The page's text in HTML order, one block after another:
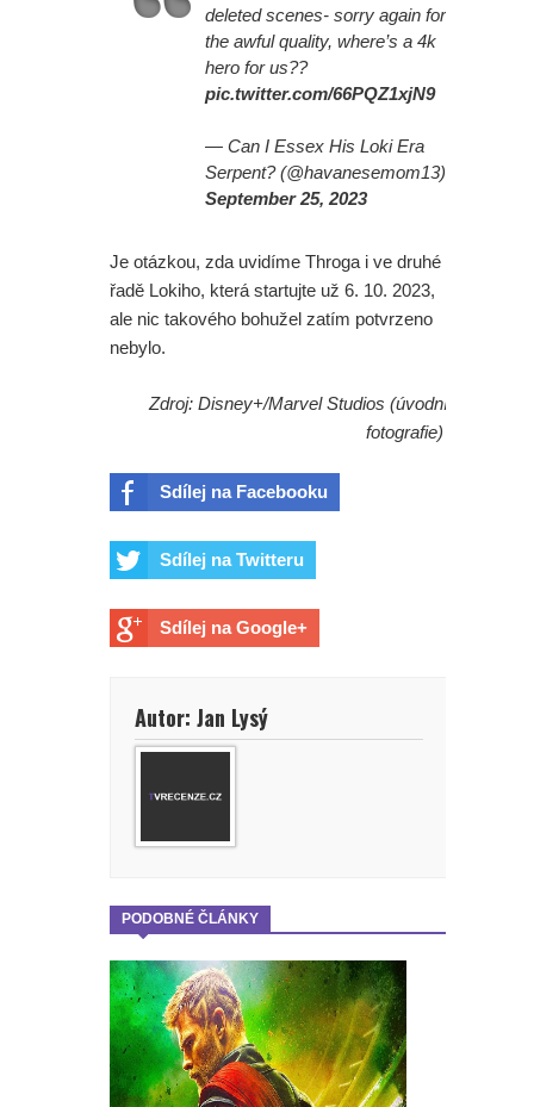
deleted scenes- sorry again for
the awful quality, where’s a 4k
hero for us??
pic.twitter.com/66PQZ1xjN9
— Can I Essex His Loki Era
Serpent? (@havanesemom13)
September 25, 2023
Je otázkou, zda uvidíme Throga i ve druhé
řadě Lokiho, která startujte už 6. 10. 2023,
ale nic takového bohužel zatím potvrzeno
nebylo.
Zdroj: Disney+/Marvel Studios (úvodní
fotografie)
Sdílej na Facebooku
Sdílej na Twitteru
Sdílej na Google+
Autor: Jan Lysý
PODOBNÉ ČLÁNKY